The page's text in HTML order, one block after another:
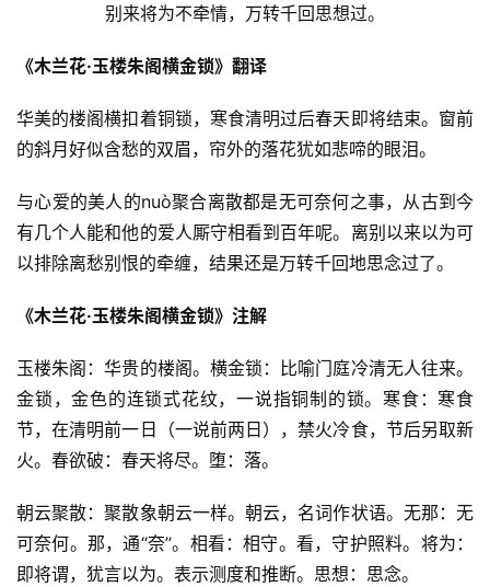
别来将为不牵情，万转千回思想过。
《木兰花·玉楼朱阁横金锁》翻译
华美的楼阁横扣着铜锁，寒食清明过后春天即将结束。窗前
的斜月好似含愁的双眉，帘外的落花犹如悲啼的眼泪。
与心爱的美人的nuò聚合离散都是无可奈何之事，从古到今
有几个人能和他的爱人厮守相看到百年呢。离别以来以为可
以排除离愁别恨的牵缠，结果还是万转千回地思念过了。
《木兰花·玉楼朱阁横金锁》注解
玉楼朱阁：华贵的楼阁。横金锁：比喻门庭冷清无人往来。
金锁，金色的连锁式花纹，一说指铜制的锁。寒食：寒食
节，在清明前一日（一说前两日），禁火冷食，节后另取新
火。春欲破：春天将尽。堕：落。
朝云聚散：聚散象朝云一样。朝云，名词作状语。无那：无
可奈何。那，通“奈”。相看：相守。看，守护照料。将为：
即将谓，犹言以为。表示测度和推断。思想：思念。